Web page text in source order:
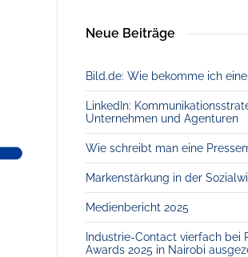
Neue Beiträge
Bild.de: Wie bekomme ich
LinkedIn:
Unternehmen und Agenturen
Wie schreibt man eine
Markenstärkung in der
Medienbericht 2025
Industrie-Contact vierfach bei
Awards 2025 in Nairobi